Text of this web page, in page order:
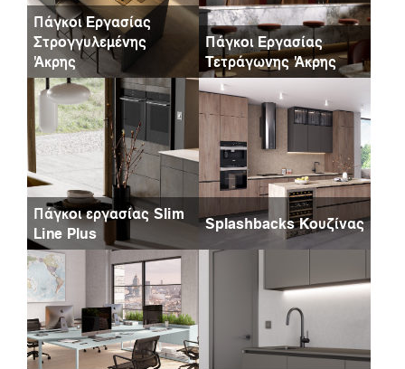
Πάγκοι Εργασίας
Στρογγυλεμένης
Άκρης
Πάγκοι Εργασίας
Τετράγωνης Άκρης
Πάγκοι εργασίας Slim
Line Plus
Splashbacks Κουζίνας